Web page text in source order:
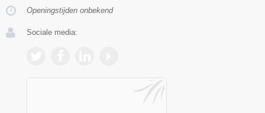
Openingstijden onbekend
Sociale media: